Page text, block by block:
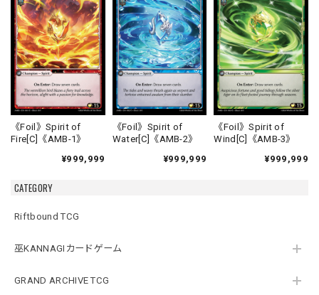
CATEGORY
Riftbound TCG
巫KANNAGIカードゲーム
GRAND ARCHIVE TCG
《Foil》Spirit of
Fire[C]《AMB-1》
¥999,999
《Foil》Spirit of
Water[C]《AMB-2》
¥999,999
《Foil》Spirit of
Wind[C]《AMB-3》
¥999,999